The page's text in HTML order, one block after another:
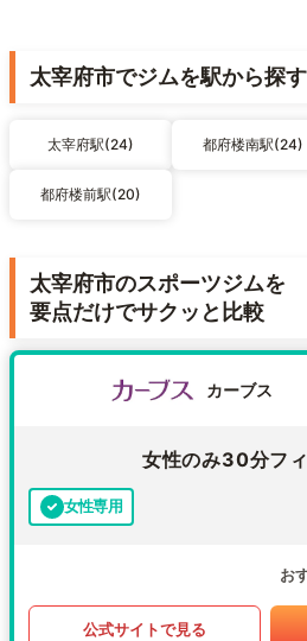
太宰府市でジムを駅から探す
太宰府駅(24) 都府楼南駅(24)
都府楼前駅(20)
太宰府市のスポーツジムを
要点だけでサクッと比較
カーブス
女性のみ30分フ
女性専用
お
公式サイトで見る